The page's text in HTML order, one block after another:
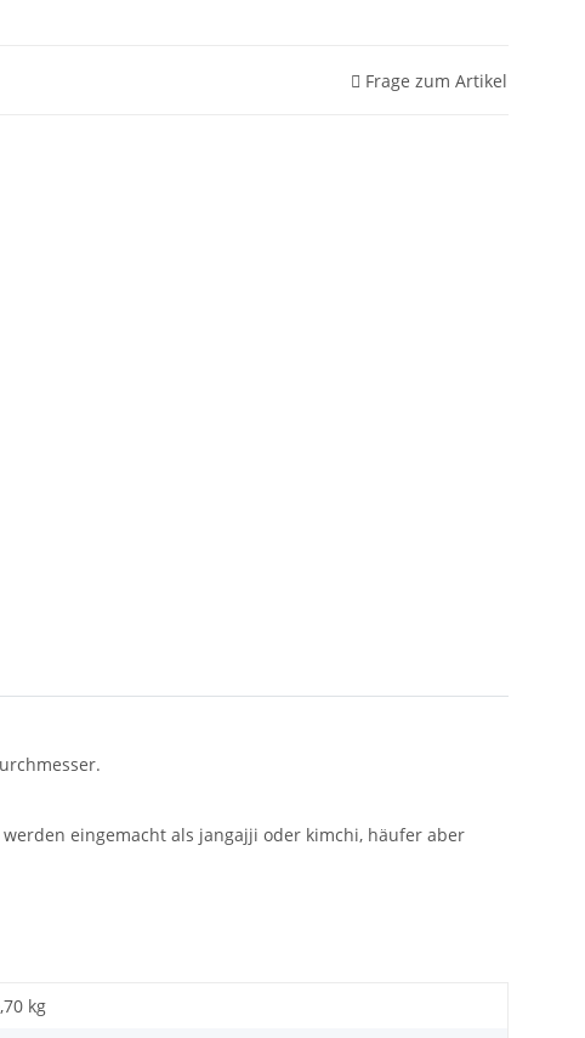
Frage zum Artikel
eingemacht als jangajji oder kimchi, häufer aber
kg